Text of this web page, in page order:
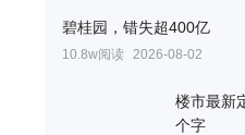
碧桂园，错失超400亿
10.8w阅读 2026-08-02
楼市最新
个字